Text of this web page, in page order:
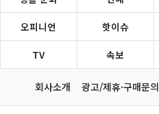
오피니언 핫이슈
TV 속보
회사소개 광고/제휴·구매문의